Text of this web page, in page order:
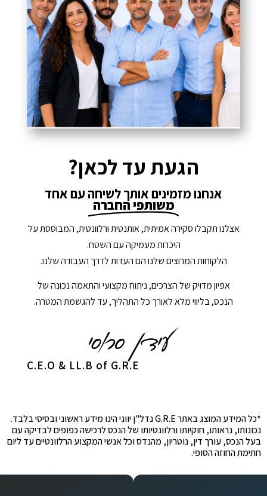
הגעת עד לכאן?
אנחנו מזמינים אותך לשיחה עם אחד
משותפי החברה
אצלנו תקבלו סקירה אמיתית, אותנטית ורלוונטית, המבוססת על
היכרות מעמיקה עם השטח.
הלקוחות המרוצים שלנו הם העדות לדרך העבודה שלנו.
אפיון מדויק של הצרכים, ניתוח מקצועי והתאמה נכונה של
הנכס, בליווי מלא לאורך כל התהליך, עד להגשמת המטרה.
C.E.O & LL.B of G.R.E
*כל המידע המוצג באתר G.R.E נדל"ן יווני הינו מידע ראשוני ובסיסי בלבד.
נכונותו, נראותו, חוקיותו ורלוונטיותו של הנכס לרכישה כפופים לבדיקה עם
בעל הנכס, עורך דין, נוטריון, מהנדס וכל אנשי המקצוע הרלוונטיים עד ליום
חתימת החוזה הסופי.